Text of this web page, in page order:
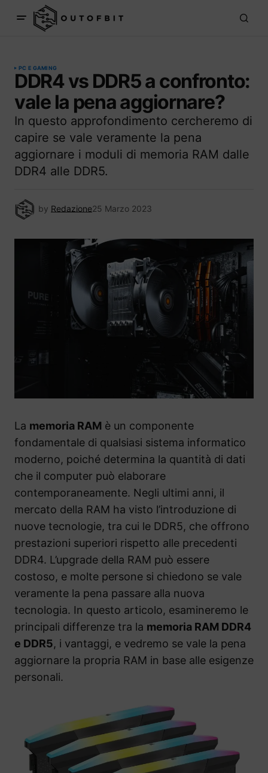
PC E GAMING
DDR4 vs DDR5 a confronto:
vale la pena aggiornare?
In questo approfondimento cercheremo di
capire se vale veramente la pena
aggiornare i moduli di memoria RAM dalle
DDR4 alle DDR5.
by Redazione25 Marzo 2023
La memoria RAM è un componente
fondamentale di qualsiasi sistema informatico
moderno, poiché determina la quantità di dati
che il computer può elaborare
contemporaneamente. Negli ultimi anni, il
mercato della RAM ha visto l’introduzione di
nuove tecnologie, tra cui le DDR5, che offrono
prestazioni superiori rispetto alle precedenti
DDR4. L’upgrade della RAM può essere
costoso, e molte persone si chiedono se vale
veramente la pena passare alla nuova
tecnologia. In questo articolo, esamineremo le
principali differenze tra la memoria RAM DDR4
e DDR5, i vantaggi, e vedremo se vale la pena
aggiornare la propria RAM in base alle esigenze
personali.